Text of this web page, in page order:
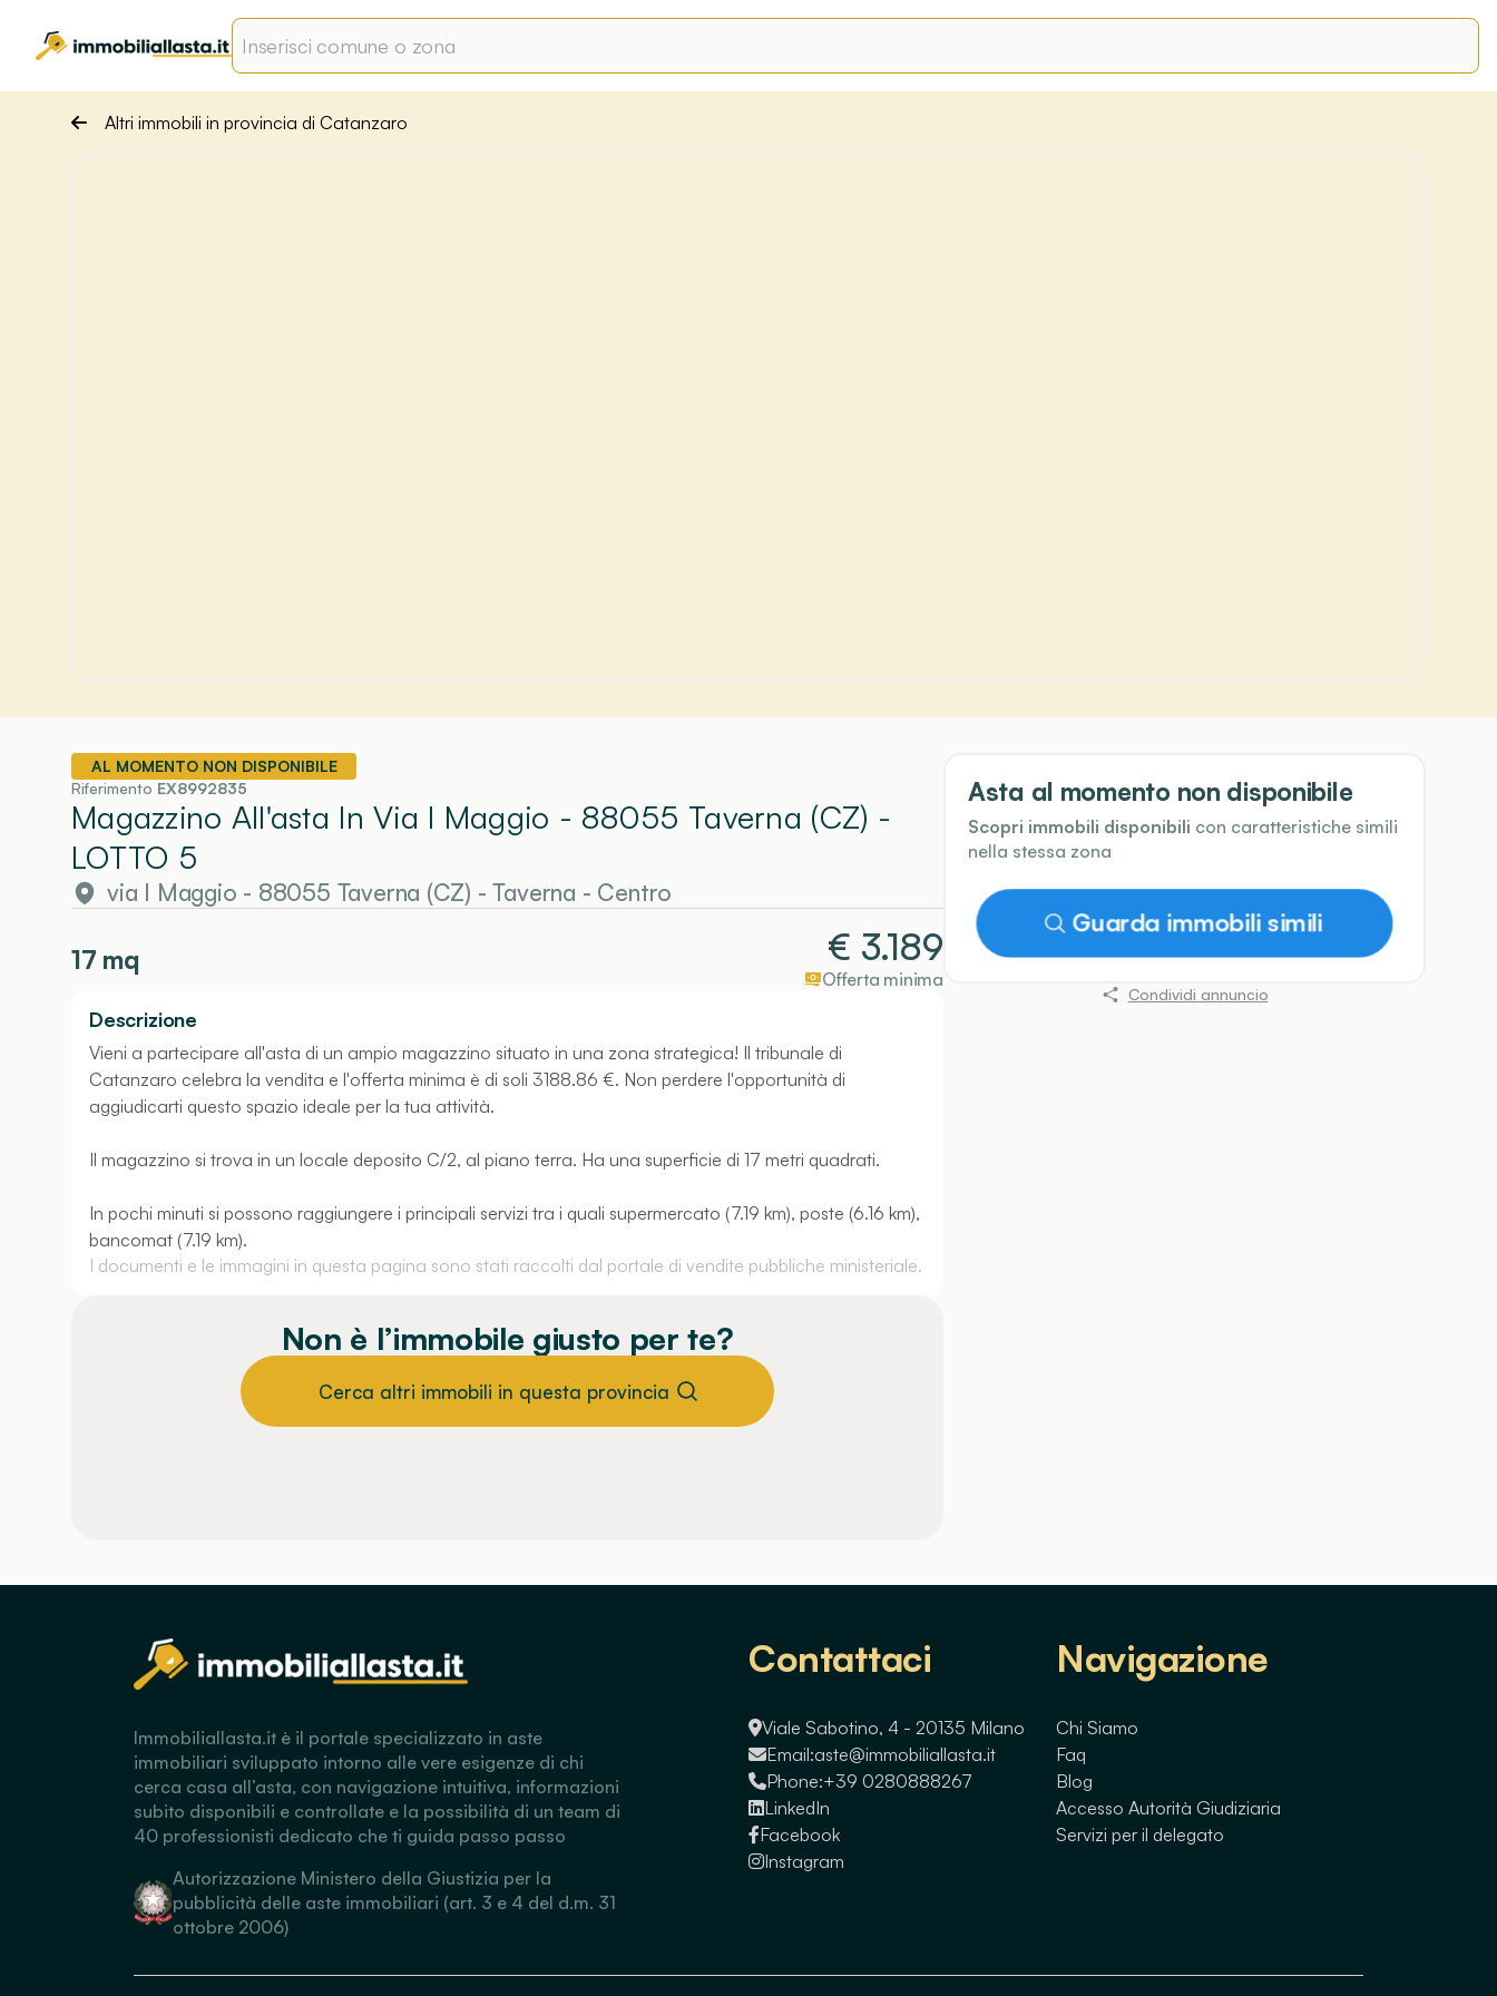
Altri immobili in provincia di Catanzaro
AL MOMENTO NON DISPONIBILE
Riferimento EX8992835
Magazzino All'asta In Via I Maggio - 88055 Taverna (CZ) -
LOTTO 5
via I Maggio - 88055 Taverna (CZ) -Taverna - Centro
17 mq € 3.189
Offerta minima
Descrizione
Vieni a partecipare all'asta di un ampio magazzino situato in una zona strategica! Il tribunale di
Catanzaro celebra la vendita e l'offerta minima è di soli 3188.86 €. Non perdere l'opportunità di
aggiudicarti questo spazio ideale per la tua attività.
Il magazzino si trova in un locale deposito C/2, al piano terra. Ha una superficie di 17 metri quadrati.
In pochi minuti si possono raggiungere i principali servizi tra i quali supermercato (7.19 km), poste (6.16 km),
bancomat (7.19 km).
I documenti e le immagini in questa pagina sono stati raccolti dal portale di vendite pubbliche ministeriale.
Non è l’immobile giusto per te?
Cerca altri immobili in questa provincia
Asta al momento non disponibile
Scopri immobili disponibili con caratteristiche simili
nella stessa zona
Guarda immobili simili
Condividi annuncio
Immobiliallasta.it è il portale specializzato in aste
immobiliari sviluppato intorno alle vere esigenze di chi
cerca casa all’asta, con navigazione intuitiva, informazioni
subito disponibili e controllate e la possibilità di un team di
40 professionisti dedicato che ti guida passo passo
Autorizzazione Ministero della Giustizia per la
pubblicità delle aste immobiliari (art. 3 e 4 del d.m. 31
ottobre 2006)
Contattaci
Viale Sabotino, 4 - 20135 Milano
Email:aste@immobiliallasta.it
Phone:+39 0280888267
LinkedIn
Facebook
Instagram
Navigazione
Chi Siamo
Faq
Blog
Accesso Autorità Giudiziaria
Servizi per il delegato